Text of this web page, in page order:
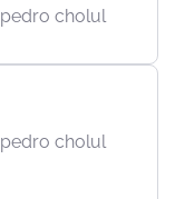
cholul
cholul